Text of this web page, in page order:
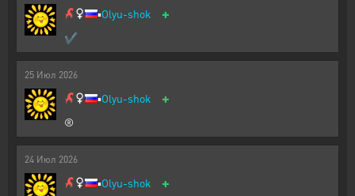
▪️Olyu-shok +
✔
25 Июл 2026
▪️Olyu-shok +
®
24 Июл 2026
▪️Olyu-shok +